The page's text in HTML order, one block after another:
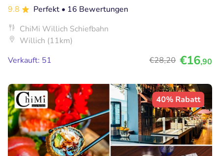
9.8
Perfekt • 16 Bewertungen
ChiMi Willich Schiefbahn
Willich (11km)
Verkauft: 51
€28,20 €16,90
40% Rabatt